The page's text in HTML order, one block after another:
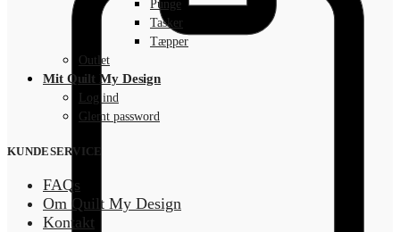
Punge
Tasker
Tæpper
Outlet
Mit Quilt My Design
Log ind
Glemt password
KUNDESERVICE
FAQs
Om Quilt My Design
Kontakt